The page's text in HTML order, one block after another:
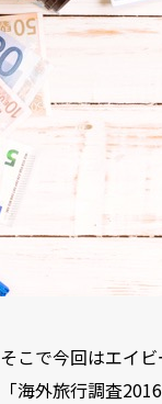
そこで今回はエイ
「海外旅行調査